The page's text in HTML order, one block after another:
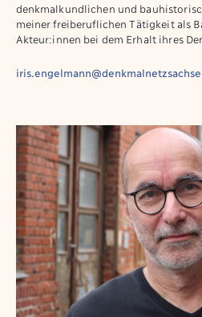
denkmalkundlichen und
meiner freiberuflichen Tätigkeit als
Akteur:innen bei dem Erhalt ihres